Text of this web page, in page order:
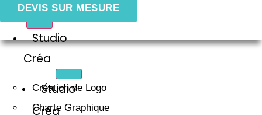
DEVIS SUR MESURE
Studio
Créa
Création de Logo
Charte Graphique
Studio
Créa